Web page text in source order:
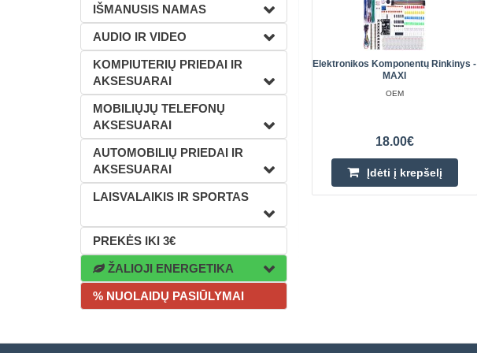
IŠMANUSIS NAMAS
AUDIO IR VIDEO
KOMPIUTERIŲ PRIEDAI IR
AKSESUARAI
MOBILIŲJŲ TELEFONŲ
AKSESUARAI
AUTOMOBILIŲ PRIEDAI IR
AKSESUARAI
LAISVALAIKIS IR SPORTAS
PREKĖS IKI 3€
ŽALIOJI ENERGETIKA
% NUOLAIDŲ PASIŪLYMAI
Elektronikos Komponentų Rinkinys -
MAXI
OEM
18.00€
Įdėti į krepšelį